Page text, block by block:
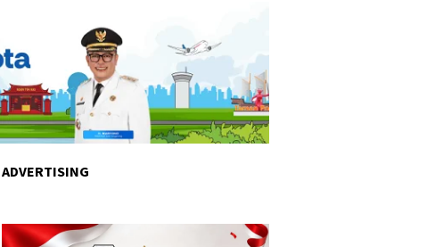
ADVERTISING